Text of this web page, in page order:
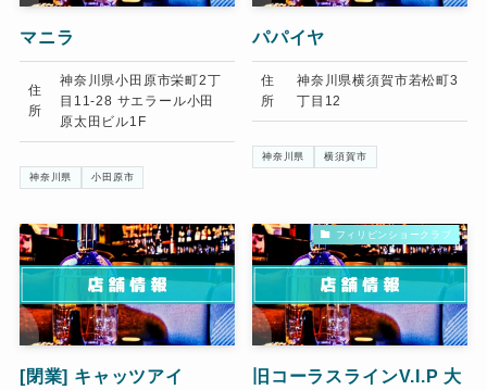
マニラ
住
所
神奈川県小田原市栄町2丁
目11-28 サエラール小田
原太田ビル1F
神奈川県 小田原市
パパイヤ
住
所
神奈川県横須賀市若松町3
丁目12
神奈川県 横須賀市
[閉業] キャッツアイ
フィリピンショークラブ
旧コーラスラインV.I.P 大